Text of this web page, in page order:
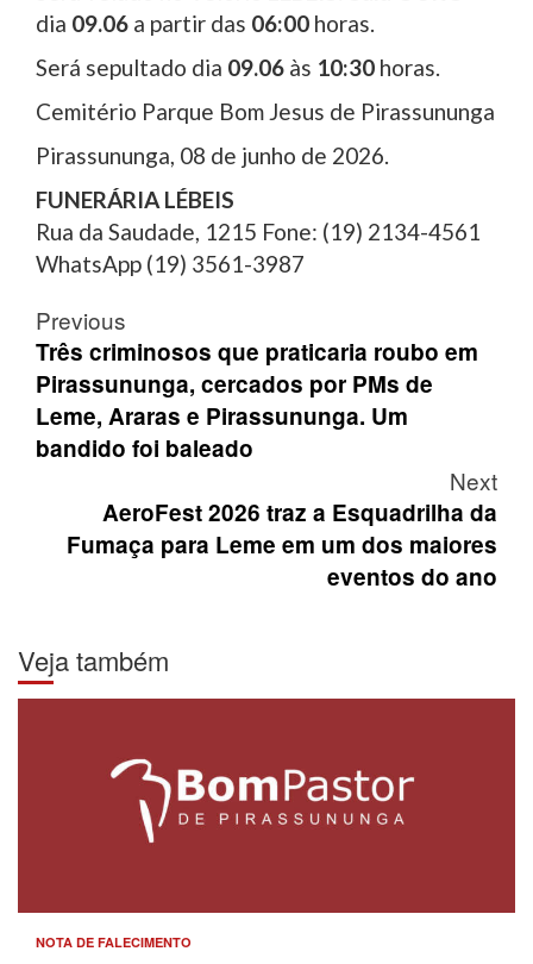
dia 09.06 a partir das 06:00 horas.
Será sepultado dia 09.06 às 10:30 horas.
Cemitério Parque Bom Jesus de Pirassununga
Pirassununga, 08 de junho de 2026.
FUNERÁRIA LÉBEIS
Rua da Saudade, 1215 Fone: (19) 2134-4561
WhatsApp (19) 3561-3987
Post
navigation
Previous
Três criminosos que praticaria roubo em
Pirassununga, cercados por PMs de
Leme, Araras e Pirassununga. Um
bandido foi baleado
Next
AeroFest 2026 traz a Esquadrilha da
Fumaça para Leme em um dos maiores
eventos do ano
Veja também
NOTA DE FALECIMENTO